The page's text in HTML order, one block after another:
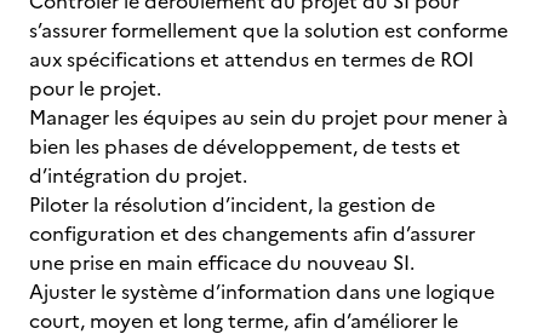
s’assurer formellement que la solution est conforme
aux spécifications et attendus en termes de ROI
pour le projet.
Manager les équipes au sein du projet pour mener à
bien les phases de développement, de tests et
d’intégration du projet.
Piloter la résolution d’incident, la gestion de
configuration et des changements afin d’assurer
une prise en main efficace du nouveau SI.
Ajuster le système d’information dans une logique
court, moyen et long terme, afin d’améliorer le